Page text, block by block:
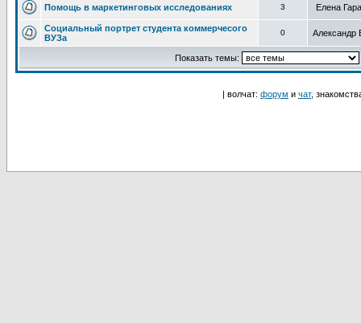
Помощь в маркетинговых исследованиях 3 Елена
Социальный портрет студента коммерчесого
ВУЗа
0 Александр
Показать темы:
| волчат: форум и чат,